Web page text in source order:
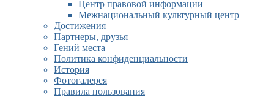
Центр правовой информации
Межнациональный культурный центр
Достижения
Партнеры, друзья
Гений места
Политика конфиденциальности
История
Фотогалерея
Правила пользования